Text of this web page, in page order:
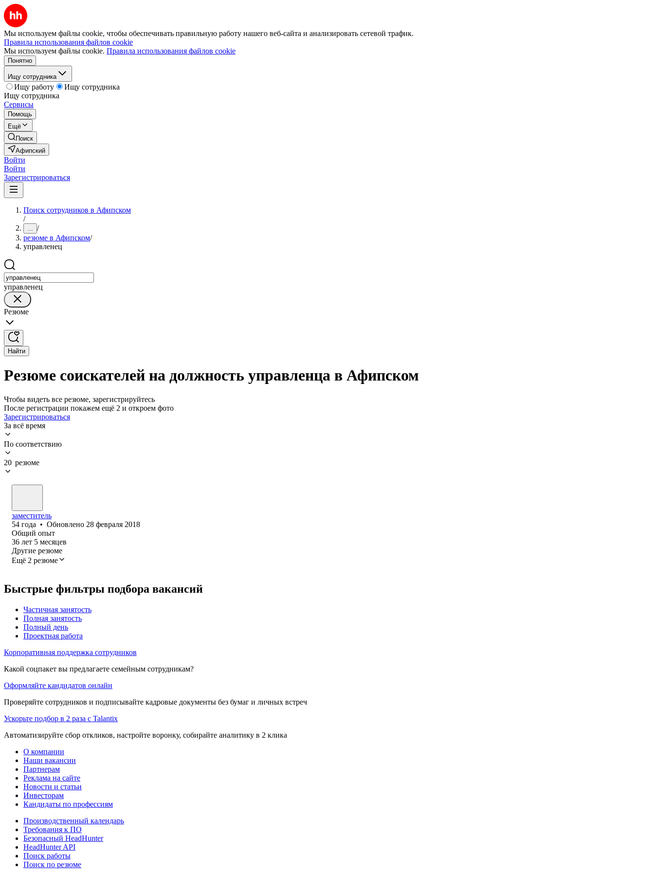
Мы используем файлы cookie, чтобы обеспечивать правильную работу нашего веб-сайта и анализировать сетевой трафик.
Правила использования файлов cookie
Мы используем файлы cookie. Правила использования файлов cookie
Понятно
Ищу сотрудника
Ищу работу
Ищу сотрудника
Ищу сотрудника
Сервисы
Помощь
Ещё
Поиск
Афипский
Войти
Войти
Зарегистрироваться
Поиск сотрудников в Афипском
/
... /
резюме в Афипском/
управленец
управленец
Резюме
Найти
Резюме соискателей на должность управленца в Афипском
Чтобы видеть все резюме, зарегистрируйтесь
После регистрации покажем ещё 2 и откроем фото
Зарегистрироваться
За всё время
По соответствию
20 резюме
заместитель
54 года • Обновлено 28 февраля 2018
Общий опыт
36 лет 5 месяцев
Другие резюме
Ещё 2 резюме
Быстрые фильтры подбора вакансий
Частичная занятость
Полная занятость
Полный день
Проектная работа
Корпоративная поддержка сотрудников
Какой соцпакет вы предлагаете семейным сотрудникам?
Оформляйте кандидатов онлайн
Проверяйте сотрудников и подписывайте кадровые документы без бумаг и личных встреч
Ускорьте подбор в 2 раза с Talantix
Автоматизируйте сбор откликов, настройте воронку, собирайте аналитику в 2 клика
О компании
Наши вакансии
Партнерам
Реклама на сайте
Новости и статьи
Инвесторам
Кандидаты по профессиям
Производственный календарь
Требования к ПО
Безопасный HeadHunter
HeadHunter API
Поиск работы
Поиск по резюме